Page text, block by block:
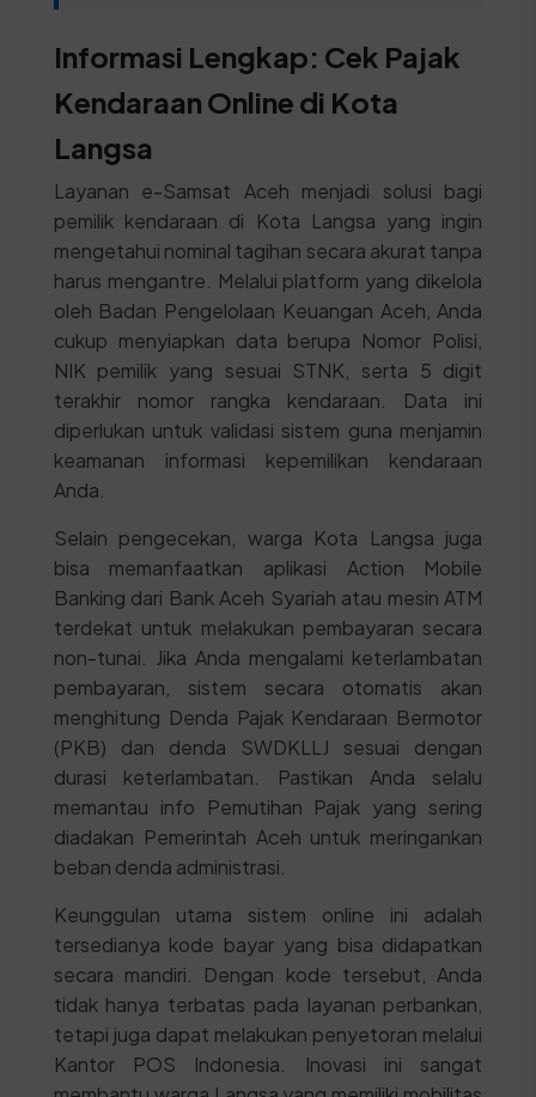
Informasi Lengkap: Cek Pajak
Kendaraan Online di Kota
Langsa
Layanan e-Samsat Aceh menjadi solusi bagi
pemilik kendaraan di Kota Langsa yang ingin
mengetahui nominal tagihan secara akurat tanpa
harus mengantre. Melalui platform yang dikelola
oleh Badan Pengelolaan Keuangan Aceh, Anda
cukup menyiapkan data berupa Nomor Polisi,
NIK pemilik yang sesuai STNK, serta 5 digit
terakhir nomor rangka kendaraan. Data ini
diperlukan untuk validasi sistem guna menjamin
keamanan informasi kepemilikan kendaraan
Anda.
Selain pengecekan, warga Kota Langsa juga
bisa memanfaatkan aplikasi Action Mobile
Banking dari Bank Aceh Syariah atau mesin ATM
terdekat untuk melakukan pembayaran secara
non-tunai. Jika Anda mengalami keterlambatan
pembayaran, sistem secara otomatis akan
menghitung Denda Pajak Kendaraan Bermotor
(PKB) dan denda SWDKLLJ sesuai dengan
durasi keterlambatan. Pastikan Anda selalu
memantau info Pemutihan Pajak yang sering
diadakan Pemerintah Aceh untuk meringankan
beban denda administrasi.
Keunggulan utama sistem online ini adalah
tersedianya kode bayar yang bisa didapatkan
secara mandiri. Dengan kode tersebut, Anda
tidak hanya terbatas pada layanan perbankan,
tetapi juga dapat melakukan penyetoran melalui
Kantor POS Indonesia. Inovasi ini sangat